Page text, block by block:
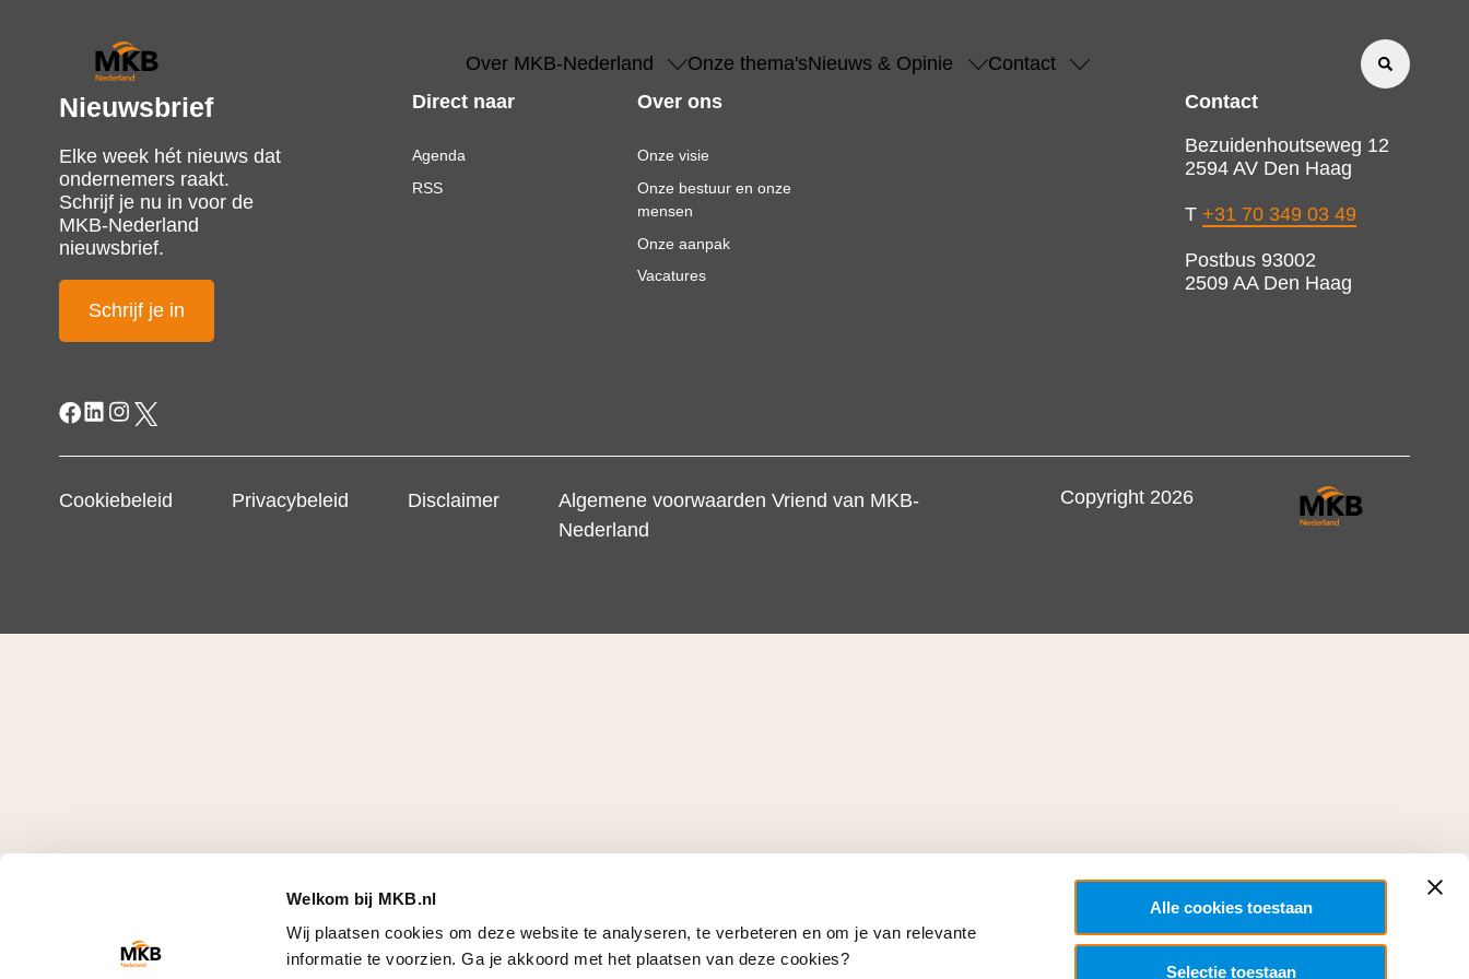
Welkom bij MKB.nl
Wij plaatsen cookies om deze website te analyseren, te verbeteren en om je van relevante
informatie te voorzien. Ga je akkoord met het plaatsen van deze cookies?
Alle cookies toestaan
Selectie toestaan
Over MKB-Nederland Onze thema'sNieuws & Opinie Contact
Nieuwsbrief
Elke week hét nieuws dat
ondernemers raakt.
Schrijf je nu in voor de
MKB-Nederland
nieuwsbrief.
Schrijf je in
Direct naar
Agenda
RSS
Over ons
Onze visie
Onze bestuur en onze
mensen
Onze aanpak
Vacatures
Contact
Bezuidenhoutseweg 12
2594 AV Den Haag
T +31 70 349 03 49
Postbus 93002
2509 AA Den Haag
Cookiebeleid Privacybeleid Disclaimer
Algemene voorwaarden Vriend van MKB-
Nederland
Copyright 2026